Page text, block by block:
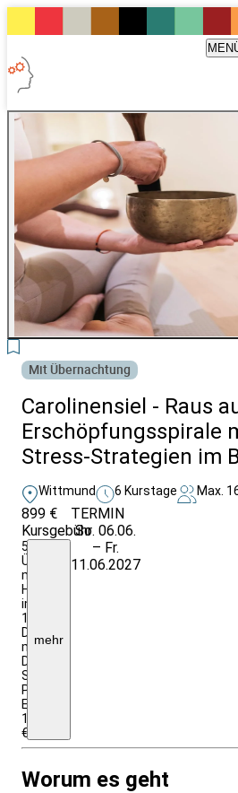
Mit Übernachtung
Carolinensiel - Raus
Erschöpfungsspirale
Stress-Strategien im
Wittmund 6 Kurstage Max.
899 €
Kursgebühr
5
Übernachtungen
mit
Halbpension
im
1/2
Doppelzimmer
mit
Du/WC;
Studienleitung,
Programmdurchführung;
EZZ:
190,00
€
mehr
TERMIN
So. 06.06.
– Fr.
11.06.2027
Worum es geht